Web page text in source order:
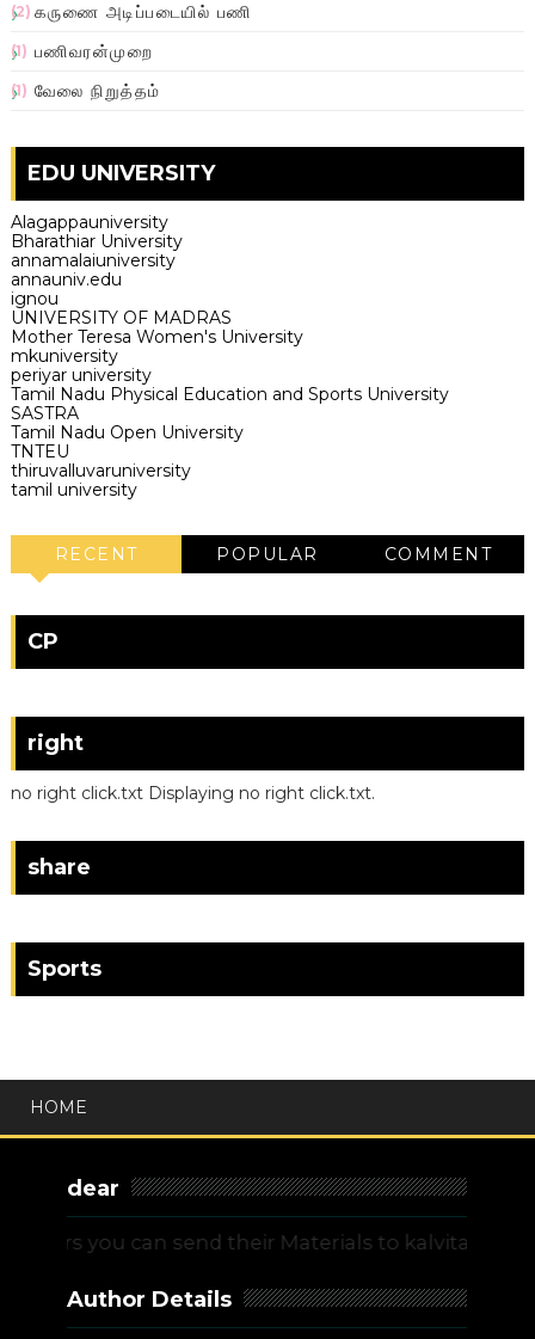
கருணை அடிப்படையில் பணி
(2)
பணிவரன்முறை
(1)
வேலை நிறுத்தம்
(1)
EDU UNIVERSITY
Alagappauniversity
Bharathiar University
annamalaiuniversity
annauniv.edu
ignou
UNIVERSITY OF MADRAS
Mother Teresa Women's University
mkuniversity
periyar university
Tamil Nadu Physical Education and Sports University
SASTRA
Tamil Nadu Open University
TNTEU
thiruvalluvaruniversity
tamil university
RECENT POPULAR COMMENT
CP
right
no right click.txt Displaying no right click.txt.
share
Sports
HOME
dear
you can send their Materials to
Author Details